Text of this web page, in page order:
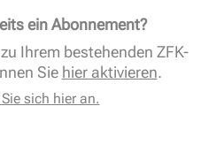
ein Abonnement?
Ihrem bestehenden ZFK-
Sie hier aktivieren.
sich hier an.